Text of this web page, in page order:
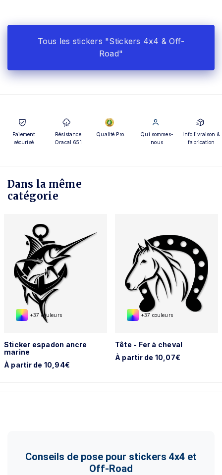
Tous les stickers "Stickers 4x4 & Off-
Road"
Paiement
sécurisé
Résistance
Oracal 651
Qualité Pro.
Qui sommes-
nous
Info livraison &
fabrication
Dans la même
catégorie
+37 couleurs
Sticker espadon ancre
marine
À partir de 10,94€
+37 couleurs
Tête - Fer à cheval
À partir de 10,07€
Conseils de pose pour stickers 4x4 et
Off-Road